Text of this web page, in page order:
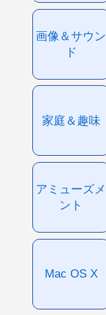
画像＆サウン
ド
家庭＆趣味
アミューズメ
ント
Mac OS X